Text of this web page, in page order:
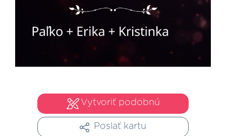
Vytvoriť podobnú
Poslať kartu